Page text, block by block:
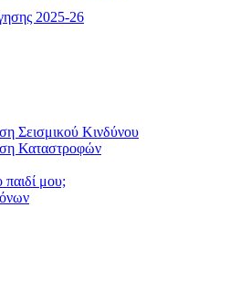
2025-26
Σεισμικού Κινδύνου
Καταστροφών
μου;